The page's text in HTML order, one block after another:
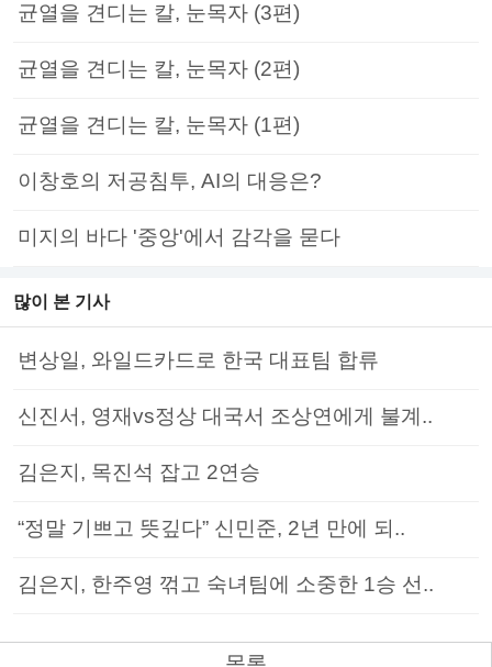
균열을 견디는 칼, 눈목자 (3편)
균열을 견디는 칼, 눈목자 (2편)
균열을 견디는 칼, 눈목자 (1편)
이창호의 저공침투, AI의 대응은?
미지의 바다 '중앙'에서 감각을 묻다
많이 본 기사
변상일, 와일드카드로 한국 대표팀 합류
신진서, 영재vs정상 대국서 조상연에게 불계..
김은지, 목진석 잡고 2연승
“정말 기쁘고 뜻깊다” 신민준, 2년 만에 되..
김은지, 한주영 꺾고 숙녀팀에 소중한 1승 선..